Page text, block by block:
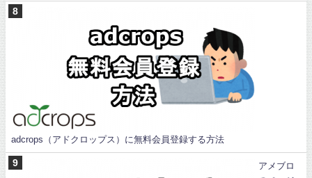
adcrops（アドクロップス）に無料会員登録する方法
アメブロ